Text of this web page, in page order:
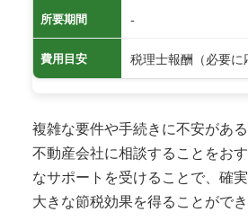
所要期間 -
費用目安 税理士報酬（必要に
複雑な要件や手続きに不安があ
不動産会社に相談することをお
なサポートを受けることで、確
大きな節税効果を得ることができ